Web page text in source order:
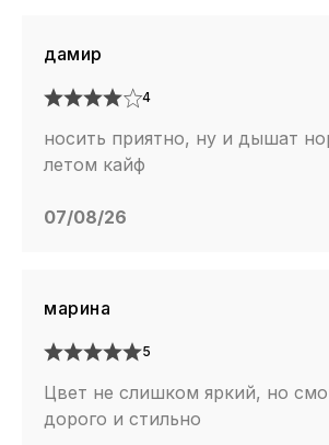
дамир
4
носить приятно, ну и дышат
летом кайф
07/08/26
марина
5
Цвет не слишком яркий, но
дорого и стильно